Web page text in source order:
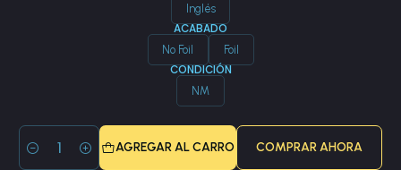
Inglés
ACABADO
No Foil Foil
CONDICIÓN
NM
Cantidad
AGREGAR AL CARRO COMPRAR AHORA